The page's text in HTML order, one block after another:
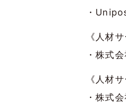
・
《人材
・株式
《人材
・株式